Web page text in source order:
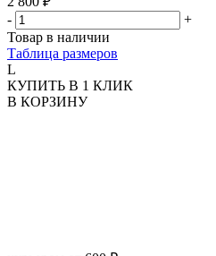
-
+
Товар в наличии
Таблица размеров
L
КУПИТЬ В 1 КЛИК
В КОРЗИНУ